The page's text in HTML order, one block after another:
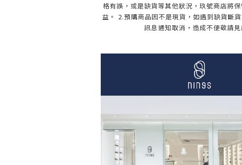
格有誤，或是缺貨等其他狀況，玖號商店將
益。 2.預購商品因不是現貨，如遇到缺貨斷
訊息通知取消，造成不便敬請見